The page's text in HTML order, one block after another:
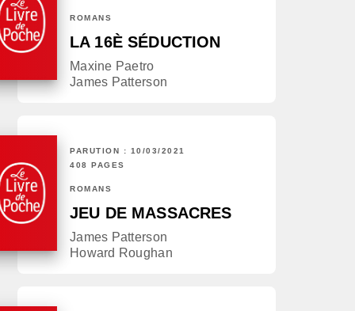
ROMANS
LA 16È SÉDUCTION
Maxine Paetro
James Patterson
PARUTION : 10/03/2021
408 PAGES
ROMANS
JEU DE MASSACRES
James Patterson
Howard Roughan